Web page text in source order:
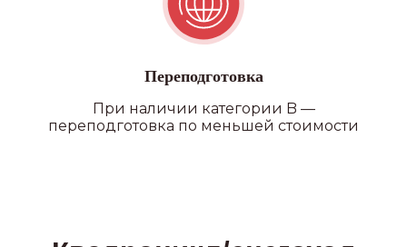
Переподготовка
При наличии категории B —
переподготовка по меньшей стоимости